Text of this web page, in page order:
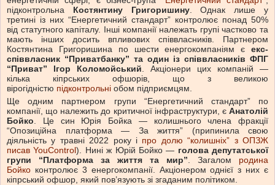
підконтрольна Костянтину Григоришину. Однак лише у
третині із них “Енергетичний стандарт” контролює понад 50%
від статутного капіталу. Інші компанії належать групі частково та
мають інших досить впливових співвласників. Партнером
Костянтина Григоришина по шести енергокомпаніям є екс-
співвласник “Приватбанку” та один із співвласників ФПГ
“Приват” Ігор Коломойський . Акціонери цих компаній —
кілька кіпрських офшорів, що з великою
вірогідністю підконтрольні обом підприємцям.
Ще одним партнером групи “Енергетичний стандарт” по
компанії, що належить до критичної інфраструктури, є Анатолій
Бойко . Це син Юрія Бойка — колишнього члена фракції
“Опозиційна платформа — За життя” (припинила свою
діяльність у травні 2022 року і про долю “колишніх” з ОПЗЖ
писав YouControl). Нині ж Юрій Бойко — голова депутатської
групи “Платформа за життя та мир” . Загалом родина
Бойко контролює 3 енергокомпанії. Акціонером однієї з них є
кіпрський офшор, який пов’язують зі згаданим політиком.